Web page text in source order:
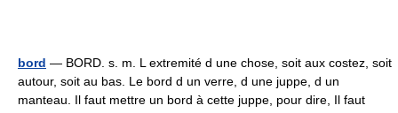
bord — BORD. s. m. L extremité d une chose, soit aux costez, soit
autour, soit au bas. Le bord d un verre, d une juppe, d un
manteau. Il faut mettre un bord à cette juppe, pour dire, Il faut